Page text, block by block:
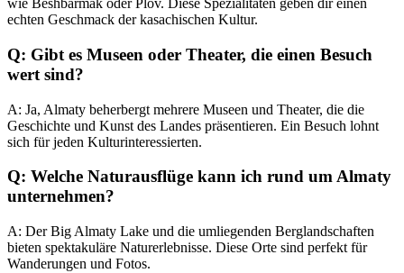
wie Beshbarmak oder Plov. Diese Spezialitäten geben dir einen
echten Geschmack der kasachischen Kultur.
Q: Gibt es Museen oder Theater, die einen Besuch
wert sind?
A: Ja, Almaty beherbergt mehrere Museen und Theater, die die
Geschichte und Kunst des Landes präsentieren. Ein Besuch lohnt
sich für jeden Kulturinteressierten.
Q: Welche Naturausflüge kann ich rund um Almaty
unternehmen?
A: Der Big Almaty Lake und die umliegenden Berglandschaften
bieten spektakuläre Naturerlebnisse. Diese Orte sind perfekt für
Wanderungen und Fotos.